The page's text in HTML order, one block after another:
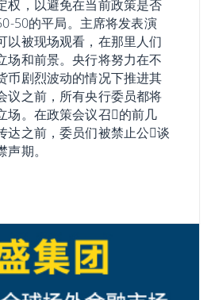
权，以避免在当前政策是否
50的平局。主席将发表演
以被现场观看，在那里人们
场和前景。央行将努力在不
币剧烈波动的情况下推进其
议之前，所有央行委员都将
场。在政策会议召𫔭的前几
达之前，委员们被禁止公𫔭谈
期。